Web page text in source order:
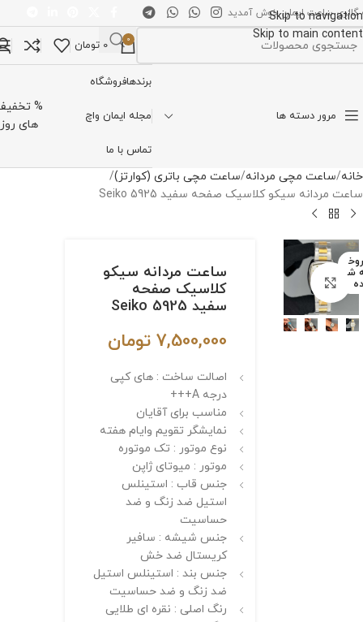
Skip to navigation
Skip to main content
گالری ساعت ایمان خوش آمدید
0
0 تومان
مرور دسته ها
برندهافروشگاه
مجله ایمان واچ
تماس با ما
%
های روز
خانه ساعت مچی مردانه ساعت مچی باتری (کوارتز)
ساعت مردانه سیکو کلاسیک صفحه سفید Seiko 5925
ش
ده
برای بزرگنمایی کلیک کنیدساعت مردانه سیکو
کلاسیک صفحه
سفید Seiko 5925
7,500,000 تومان
اصالت ساخت : های کپی
درجه A+++
مناسب برای آقایان
نمایشگر تقویم وایام هفته
نوع موتور : تک موتوره
موتور : میوتای ژاپن
جنس قاب : استینلس
استیل ضد زنگ و ضد
حساسیت
جنس شیشه : سافیر
کریستال ضد خش
جنس بند : استینلس استیل
ضد زنگ و ضد حساسیت
رنگ اصلی : نقره ای طلایی